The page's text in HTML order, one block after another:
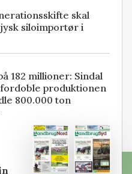
skal
siloimportør i
182 millioner: Sindal
fordoble produktionen
800.000 ton